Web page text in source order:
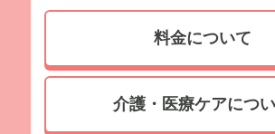
料金について
介護・医療ケアにつ